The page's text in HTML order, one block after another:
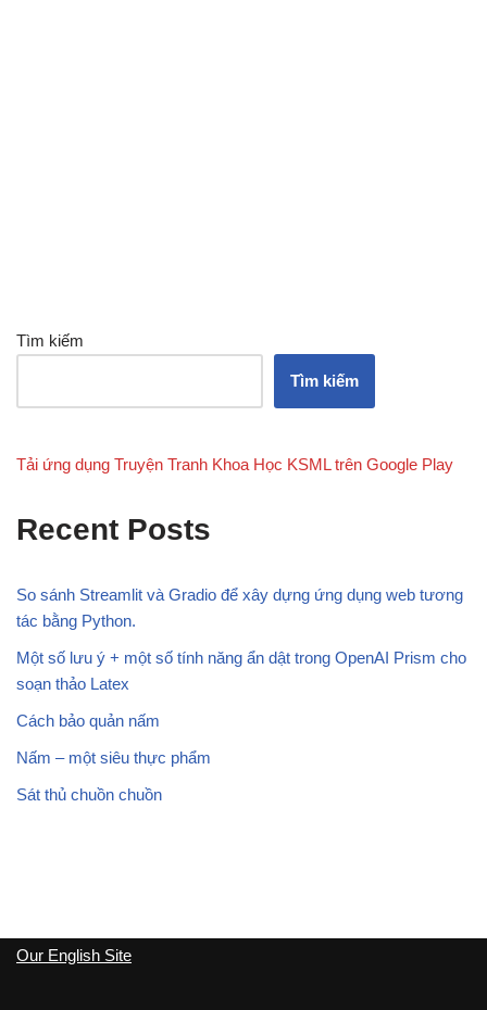
Tìm kiếm
Tìm kiếm
Tải ứng dụng Truyện Tranh Khoa Học KSML trên Google Play
Recent Posts
So sánh Streamlit và Gradio để xây dựng ứng dụng web tương
tác bằng Python.
Một số lưu ý + một số tính năng ẩn dật trong OpenAI Prism cho
soạn thảo Latex
Cách bảo quản nấm
Nấm – một siêu thực phẩm
Sát thủ chuồn chuồn
Our English Site